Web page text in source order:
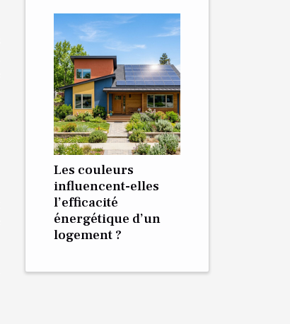
Les couleurs
influencent-elles
l’efficacité
énergétique d’un
logement ?